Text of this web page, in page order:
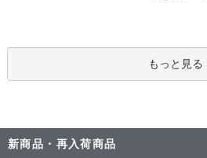
もっと見る
新商品・再入荷商品